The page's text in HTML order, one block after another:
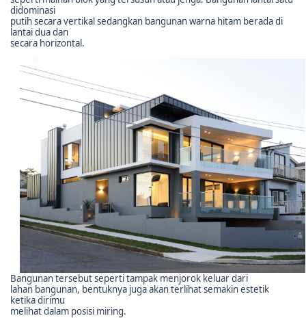
didominasi
putih secara vertikal sedangkan bangunan warna hitam berada di
lantai dua dan
secara horizontal.
Bangunan tersebut seperti tampak menjorok keluar dari
lahan bangunan, bentuknya juga akan terlihat semakin estetik
ketika dirimu
melihat dalam posisi miring.